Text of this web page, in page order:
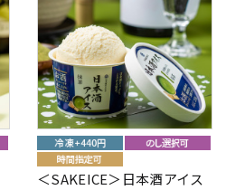
＜SAKEICE＞日本酒アイス